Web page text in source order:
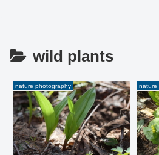
wild plants
nature photography nature